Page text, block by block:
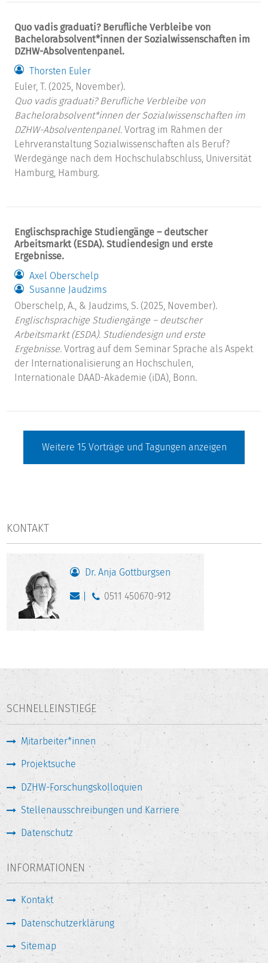
Quo vadis graduati? Berufliche Verbleibe von
Bachelorabsolvent*innen der Sozialwissenschaften im
DZHW-Absolventenpanel.
Thorsten Euler
Euler, T. (2025, November).
Quo vadis graduati? Berufliche Verbleibe von
Bachelorabsolvent*innen der Sozialwissenschaften im
DZHW-Absolventenpanel. Vortrag im Rahmen der
Lehrveranstaltung Sozialwissenschaften als Beruf?
Werdegänge nach dem Hochschulabschluss, Universität
Hamburg, Hamburg.
Englischsprachige Studiengänge – deutscher
Arbeitsmarkt (ESDA). Studiendesign und erste
Ergebnisse.
Axel Oberschelp
Susanne Jaudzims
Oberschelp, A., & Jaudzims, S. (2025, November).
Englischsprachige Studiengänge – deutscher
Arbeitsmarkt (ESDA). Studiendesign und erste
Ergebnisse. Vortrag auf dem Seminar Sprache als Aspekt
der Internationalisierung an Hochschulen,
Internationale DAAD-Akademie (iDA), Bonn.
Weitere 15 Vorträge und Tagungen anzeigen
KONTAKT
Dr. Anja Gottburgsen
0511 450670-912
SCHNELLEINSTIEGE
Mitarbeiter*innen
Projektsuche
DZHW-Forschungskolloquien
Stellenausschreibungen und Karriere
Datenschutz
INFORMATIONEN
Kontakt
Datenschutzerklärung
Sitemap